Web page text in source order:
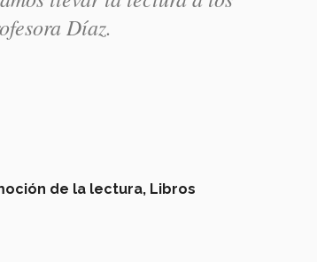
Díaz.
de la lectura, Libros